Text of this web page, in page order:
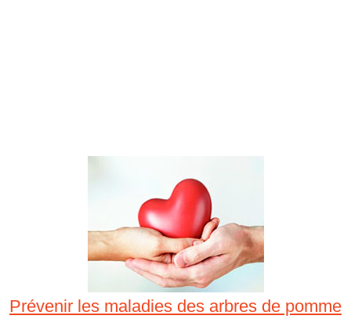
Prévenir les maladies des arbres de pomme